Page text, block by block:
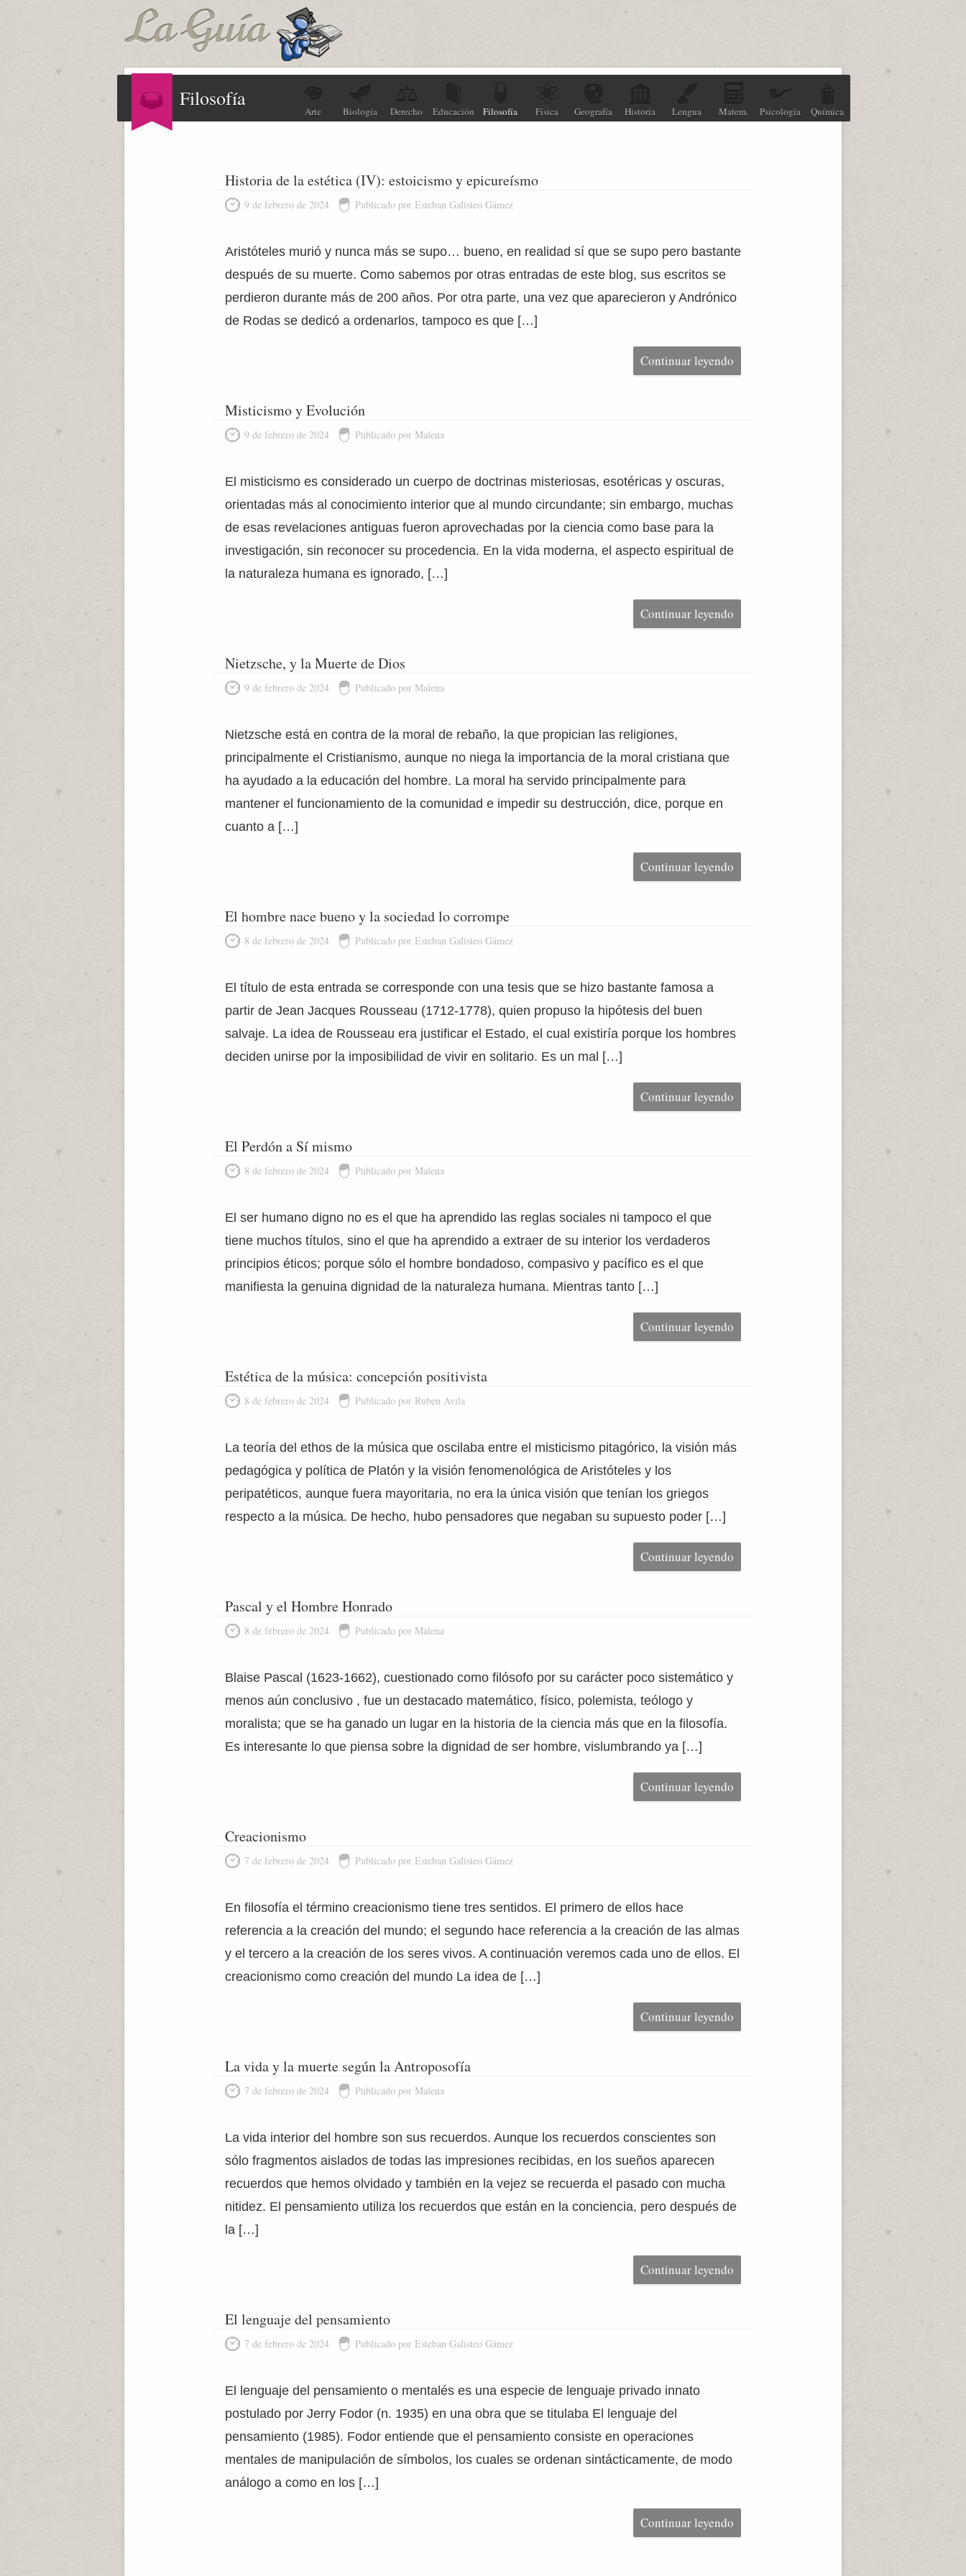
Filosofía
Arte Biología Derecho Educación Filosofía Física Geografía Historia Lengua Matem. Psicología Química
Historia de la estética (IV): estoicismo y epicureísmo
9 de febrero de 2024 Publicado por Esteban Galisteo Gámez
Aristóteles murió y nunca más se supo… bueno, en realidad sí que se supo pero bastante
después de su muerte. Como sabemos por otras entradas de este blog, sus escritos se
perdieron durante más de 200 años. Por otra parte, una vez que aparecieron y Andrónico
de Rodas se dedicó a ordenarlos, tampoco es que […]
Continuar leyendo
Misticismo y Evolución
9 de febrero de 2024 Publicado por Malena
El misticismo es considerado un cuerpo de doctrinas misteriosas, esotéricas y oscuras,
orientadas más al conocimiento interior que al mundo circundante; sin embargo, muchas
de esas revelaciones antiguas fueron aprovechadas por la ciencia como base para la
investigación, sin reconocer su procedencia. En la vida moderna, el aspecto espiritual de
la naturaleza humana es ignorado, […]
Continuar leyendo
Nietzsche, y la Muerte de Dios
9 de febrero de 2024 Publicado por Malena
Nietzsche está en contra de la moral de rebaño, la que propician las religiones,
principalmente el Cristianismo, aunque no niega la importancia de la moral cristiana que
ha ayudado a la educación del hombre. La moral ha servido principalmente para
mantener el funcionamiento de la comunidad e impedir su destrucción, dice, porque en
cuanto a […]
Continuar leyendo
El hombre nace bueno y la sociedad lo corrompe
8 de febrero de 2024 Publicado por Esteban Galisteo Gámez
El título de esta entrada se corresponde con una tesis que se hizo bastante famosa a
partir de Jean Jacques Rousseau (1712-1778), quien propuso la hipótesis del buen
salvaje. La idea de Rousseau era justificar el Estado, el cual existiría porque los hombres
deciden unirse por la imposibilidad de vivir en solitario. Es un mal […]
Continuar leyendo
El Perdón a Sí mismo
8 de febrero de 2024 Publicado por Malena
El ser humano digno no es el que ha aprendido las reglas sociales ni tampoco el que
tiene muchos títulos, sino el que ha aprendido a extraer de su interior los verdaderos
principios éticos; porque sólo el hombre bondadoso, compasivo y pacífico es el que
manifiesta la genuina dignidad de la naturaleza humana. Mientras tanto […]
Continuar leyendo
Estética de la música: concepción positivista
8 de febrero de 2024 Publicado por Ruben Avila
La teoría del ethos de la música que oscilaba entre el misticismo pitagórico, la visión más
pedagógica y política de Platón y la visión fenomenológica de Aristóteles y los
peripatéticos, aunque fuera mayoritaria, no era la única visión que tenían los griegos
respecto a la música. De hecho, hubo pensadores que negaban su supuesto poder […]
Continuar leyendo
Pascal y el Hombre Honrado
8 de febrero de 2024 Publicado por Malena
Blaise Pascal (1623-1662), cuestionado como filósofo por su carácter poco sistemático y
menos aún conclusivo , fue un destacado matemático, físico, polemista, teólogo y
moralista; que se ha ganado un lugar en la historia de la ciencia más que en la filosofía.
Es interesante lo que piensa sobre la dignidad de ser hombre, vislumbrando ya […]
Continuar leyendo
Creacionismo
7 de febrero de 2024 Publicado por Esteban Galisteo Gámez
En filosofía el término creacionismo tiene tres sentidos. El primero de ellos hace
referencia a la creación del mundo; el segundo hace referencia a la creación de las almas
y el tercero a la creación de los seres vivos. A continuación veremos cada uno de ellos. El
creacionismo como creación del mundo La idea de […]
Continuar leyendo
La vida y la muerte según la Antroposofía
7 de febrero de 2024 Publicado por Malena
La vida interior del hombre son sus recuerdos. Aunque los recuerdos conscientes son
sólo fragmentos aislados de todas las impresiones recibidas, en los sueños aparecen
recuerdos que hemos olvidado y también en la vejez se recuerda el pasado con mucha
nitidez. El pensamiento utiliza los recuerdos que están en la conciencia, pero después de
la […]
Continuar leyendo
El lenguaje del pensamiento
7 de febrero de 2024 Publicado por Esteban Galisteo Gámez
El lenguaje del pensamiento o mentalés es una especie de lenguaje privado innato
postulado por Jerry Fodor (n. 1935) en una obra que se titulaba El lenguaje del
pensamiento (1985). Fodor entiende que el pensamiento consiste en operaciones
mentales de manipulación de símbolos, los cuales se ordenan sintácticamente, de modo
análogo a como en los […]
Continuar leyendo